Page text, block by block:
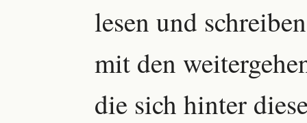
lesen und
mit den
die sich hinter